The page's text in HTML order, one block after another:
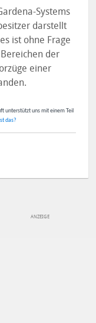
Systems
darstellt
ist ohne Frage
der
einer
unterstützt uns mit einem Teil
das?